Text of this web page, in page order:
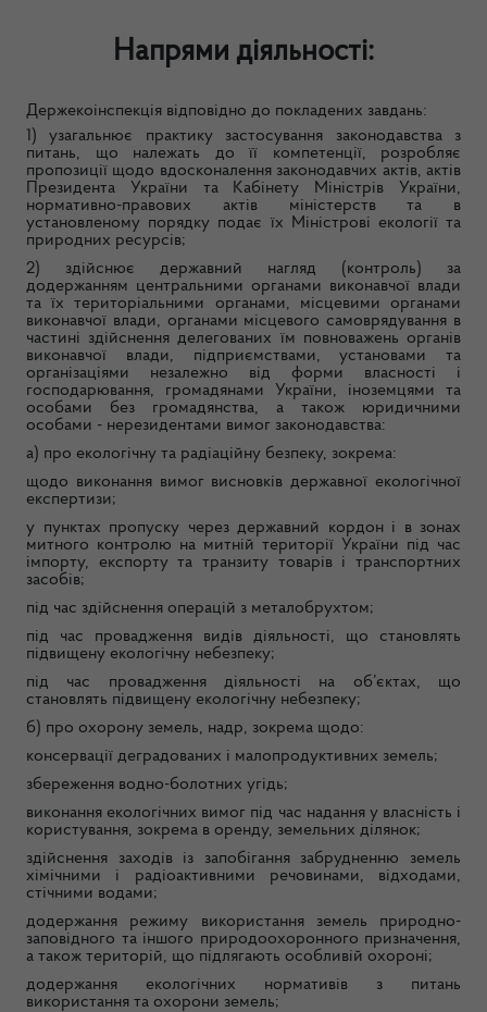
Напрями діяльності:
Держекоінспекція відповідно до покладених завдань:
1) узагальнює практику застосування законодавства з
питань, що належать до її компетенції, розробляє
пропозиції щодо вдосконалення законодавчих актів, актів
Президента України та Кабінету Міністрів України,
нормативно-правових актів міністерств та в
установленому порядку подає їх Міністрові екології та
природних ресурсів;
2) здійснює державний нагляд (контроль) за
додержанням центральними органами виконавчої влади
та їх територіальними органами, місцевими органами
виконавчої влади, органами місцевого самоврядування в
частині здійснення делегованих їм повноважень органів
виконавчої влади, підприємствами, установами та
організаціями незалежно від форми власності і
господарювання, громадянами України, іноземцями та
особами без громадянства, а також юридичними
особами - нерезидентами вимог законодавства:
а) про екологічну та радіаційну безпеку, зокрема:
щодо виконання вимог висновків державної екологічної
експертизи;
у пунктах пропуску через державний кордон і в зонах
митного контролю на митній території України під час
імпорту, експорту та транзиту товарів і транспортних
засобів;
під час здійснення операцій з металобрухтом;
під час провадження видів діяльності, що становлять
підвищену екологічну небезпеку;
під час провадження діяльності на об’єктах, що
становлять підвищену екологічну небезпеку;
б) про охорону земель, надр, зокрема щодо:
консервації деградованих і малопродуктивних земель;
збереження водно-болотних угідь;
виконання екологічних вимог під час надання у власність і
користування, зокрема в оренду, земельних ділянок;
здійснення заходів із запобігання забрудненню земель
хімічними і радіоактивними речовинами, відходами,
стічними водами;
додержання режиму використання земель природно-
заповідного та іншого природоохоронного призначення,
а також територій, що підлягають особливій охороні;
додержання екологічних нормативів з питань
використання та охорони земель;